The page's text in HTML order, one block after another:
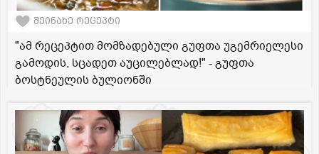
შეინახე რეცეპტი
"ამ რეცეპტით მომზადებული გუფთა უგემრიელესი
გამოდის, სცადეთ აუცილებლად!" - გუფთა
ბოსტნეულის ბულიონში